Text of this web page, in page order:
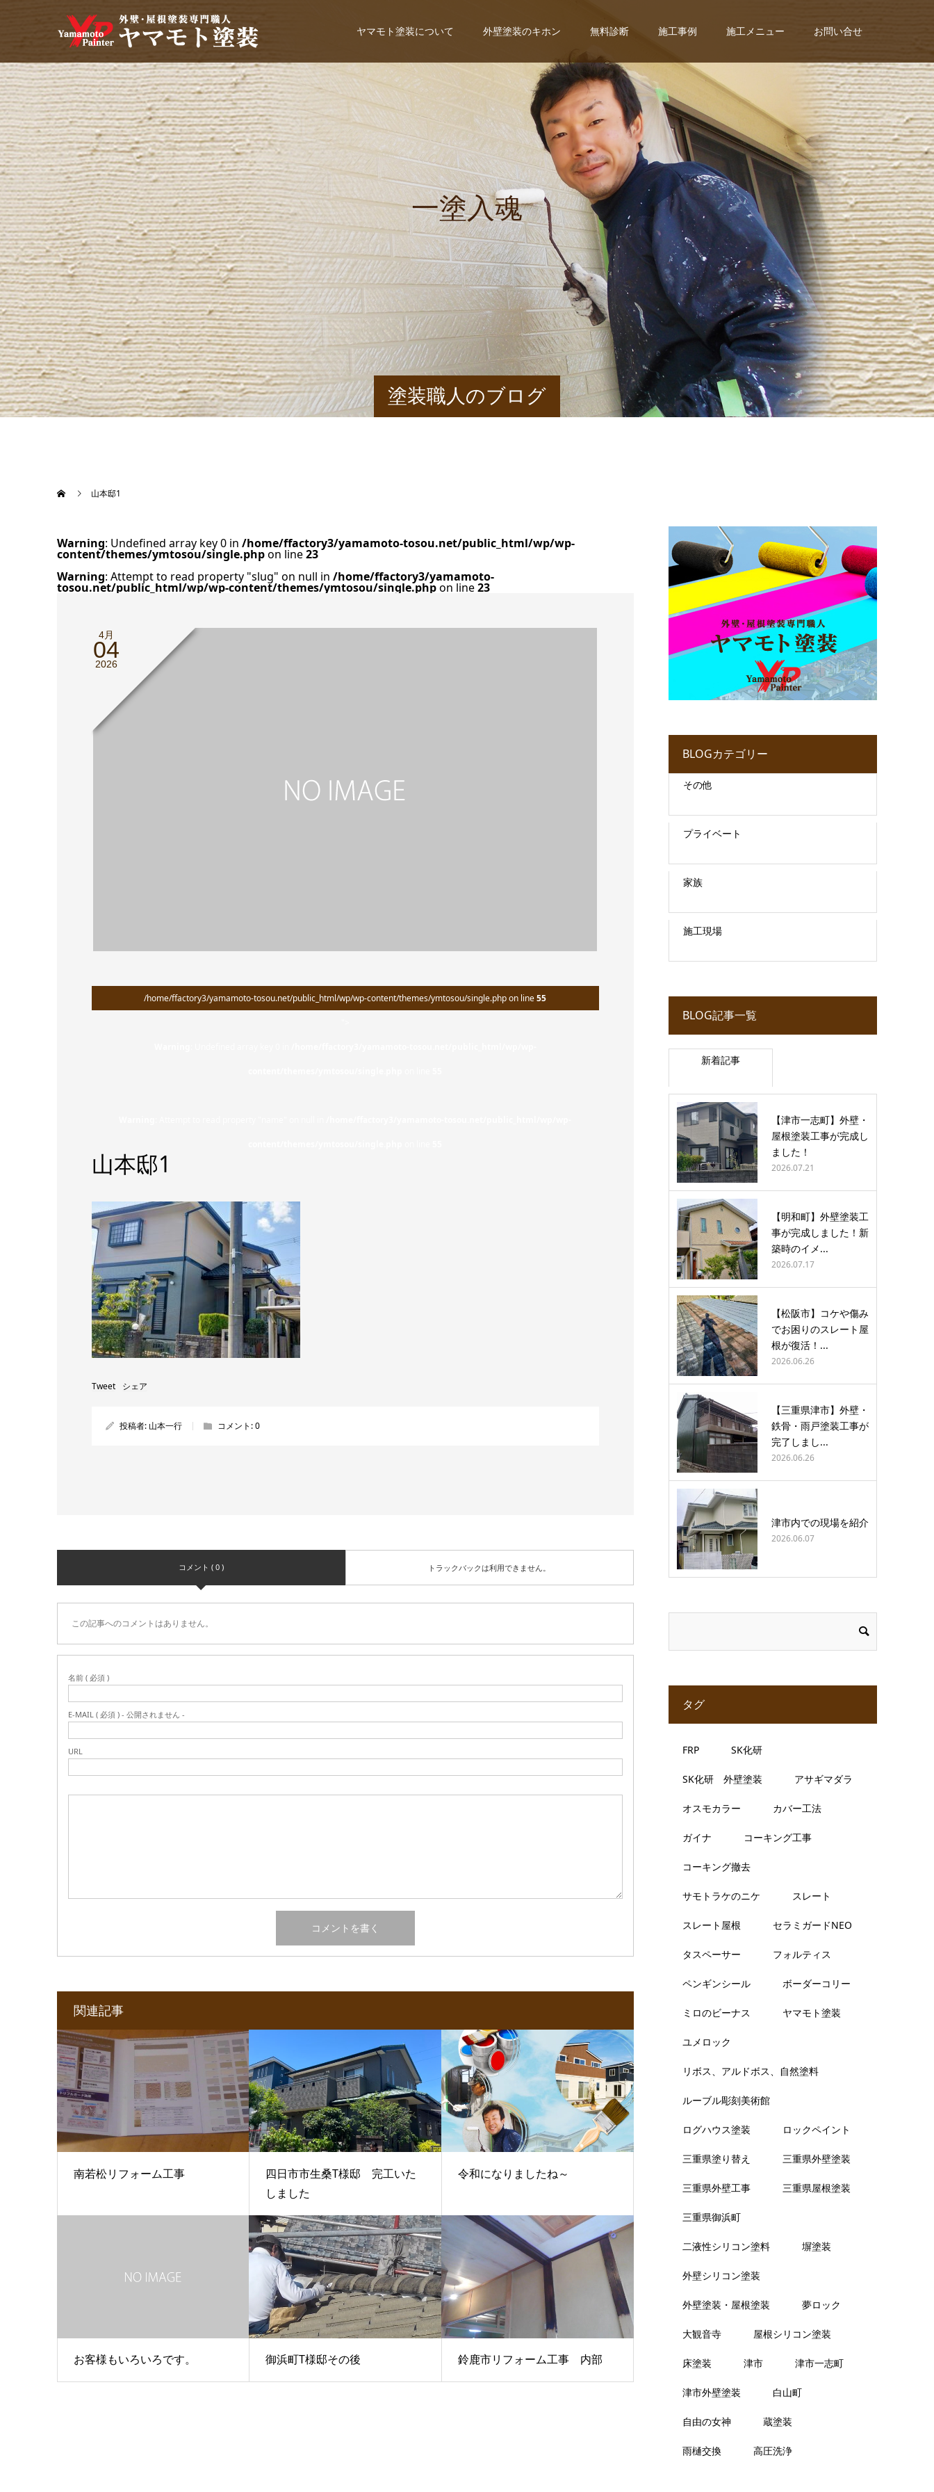
ヤマモト塗装について 外壁塗装のキホン 無料診断 施工事例 施工メニュー お問い合せ
塗装職人のブログ
一塗入魂
山本邸1
Warning: Undefined array key 0 in /home/ffactory3/yamamoto-tosou.net/public_html/wp/wp-
content/themes/ymtosou/single.phpon line23
Warning: Attempt to read property "slug" on null in /home/ffactory3/yamamoto-
tosou.net/public_html/wp/wp-content/themes/ymtosou/single.phpon line23
4月
04
2026
/home/ffactory3/yamamoto-tosou.net/public_html/wp/wp-content/themes/ymtosou/single.php on line55
山本邸1
Tweet シェア
投稿者: 山本一行 コメント:0
コメント ( 0 ) トラックバックは利用できません。
この記事へのコメントはありません。
名前 ( 必須 )
E-MAIL ( 必須 ) - 公開されません -
URL
関連記事
南若松リフォーム工事
四日市市生桑T様邸 完工いた
しました
令和になりましたね～
お客様もいろいろです。 御浜町T様邸その後 鈴鹿市リフォーム工事 内部
BLOGカテゴリー
その他
プライベート
家族
施工現場
BLOG記事一覧
新着記事
【津市一志町】外壁・
屋根塗装工事が完成し
ました！
2026.07.21
【明和町】外壁塗装工
事が完成しました！新
築時のイメ...
2026.07.17
【松阪市】コケや傷み
でお困りのスレート屋
根が復活！...
2026.06.26
【三重県津市】外壁・
鉄骨・雨戸塗装工事が
完了しまし...
2026.06.26
津市内での現場を紹介
2026.06.07
タグ
FRP SK化研
SK化研 外壁塗装 アサギマダラ
オスモカラー カバー工法
ガイナ コーキング工事
コーキング撤去
サモトラケのニケ スレート
スレート屋根 セラミガードNEO
タスペーサー フォルティス
ペンギンシール ボーダーコリー
ミロのビーナス ヤマモト塗装
ユメロック
リボス、アルドボス、自然塗料
ルーブル彫刻美術館
ログハウス塗装 ロックペイント
三重県塗り替え 三重県外壁塗装
三重県外壁工事 三重県屋根塗装
三重県御浜町
二液性シリコン塗料 塀塗装
外壁シリコン塗装
外壁塗装・屋根塗装 夢ロック
大観音寺 屋根シリコン塗装
床塗装 津市 津市一志町
津市外壁塗装 白山町
自由の女神 蔵塗装
雨樋交換 高圧洗浄